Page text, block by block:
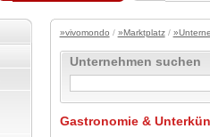
»vivomondo / »Marktplatz/
Unternehmen suchen
Gastronomie &